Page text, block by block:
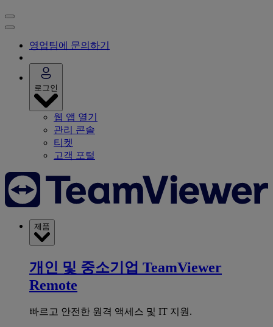
영업팀에 문의하기
로그인
웹 앱 열기
관리 콘솔
티켓
고객 포털
제품
개인 및 중소기업 TeamViewer
Remote
빠르고 안전한 원격 액세스 및 IT 지원.